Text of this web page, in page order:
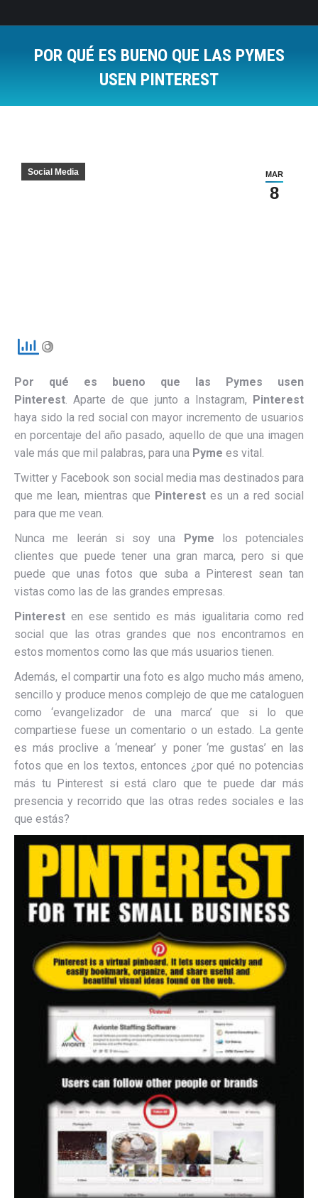
POR QUÉ ES BUENO QUE LAS PYMES
USEN PINTEREST
MAR
8
Social Media
Por qué es bueno que las Pymes usen
Pinterest. Aparte de que junto a Instagram, Pinterest
haya sido la red social con mayor incremento de usuarios
en porcentaje del año pasado, aquello de que una imagen
vale más que mil palabras, para una Pyme es vital.
Twitter y Facebook son social media mas destinados para
que me lean, mientras que Pinterest es un a red social
para que me vean.
Nunca me leerán si soy una Pyme los potenciales
clientes que puede tener una gran marca, pero si que
puede que unas fotos que suba a Pinterest sean tan
vistas como las de las grandes empresas.
Pinterest en ese sentido es más igualitaria como red
social que las otras grandes que nos encontramos en
estos momentos como las que más usuarios tienen.
Además, el compartir una foto es algo mucho más ameno,
sencillo y produce menos complejo de que me cataloguen
como ‘evangelizador de una marca’ que si lo que
compartiese fuese un comentario o un estado. La gente
es más proclive a ‘menear’ y poner ‘me gustas’ en las
fotos que en los textos, entonces ¿por qué no potencias
más tu Pinterest si está claro que te puede dar más
presencia y recorrido que las otras redes sociales e las
que estás?